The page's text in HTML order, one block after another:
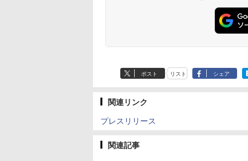
ポスト リスト シェア
関連リンク
プレスリリース
関連記事